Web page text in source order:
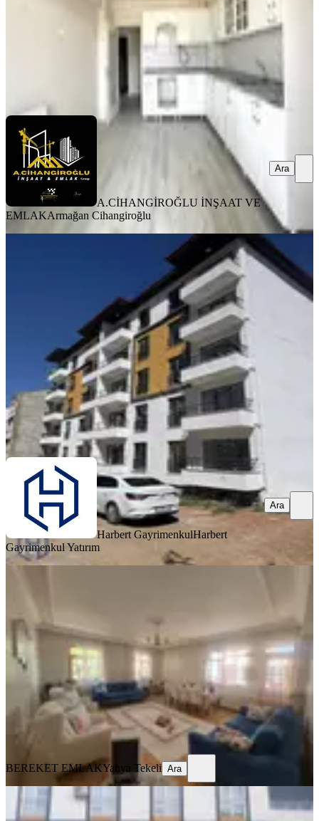
A.CİHANGİROĞLU İNŞAAT VE EMLAK
A.CİHANGİROĞLU İNŞAAT VE
EMLAKArmağan Cihangiroğlu
Ara
Harbert Gayrimekul Abdullahpaşa'da
Satılık 1+1 Sıfır Daireler
Merkez, Abdullah Paşa Mahallesi
1+1·42 m² ·Yüksek giriş ·06.08.2026
1.750.000 ₺
Harbert Gayrimenkul Harbert Gayrimenkul Yatırım
Ara
Harbert GayrimenkulHarbert
Gayrimenkul Yatırım
Ara
Merkez, Abdullah Paşa Mahallesi
3+1
180 m²· 2. Kat 06.08.2026
3.000.000 ₺
BEREKET EMLAKYahya Tekeli
BEREKET EMLAKYahya Tekeli Ara
YENİ
Yeni Valilik Karşısı 1+1